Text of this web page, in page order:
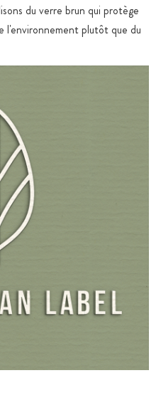
du verre brun qui protège
l'environnement plutôt que du